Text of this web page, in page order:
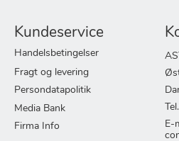
Kundeservice
Handelsbetingelser
Fragt og levering
Persondatapolitik
Media Bank
Firma Info
E-